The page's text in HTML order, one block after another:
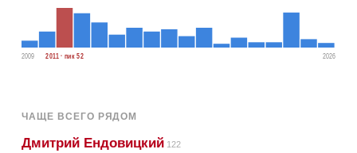
2009 2011 · пик 52 2026
ЧАЩЕ ВСЕГО РЯДОМ
Дмитрий Ендовицкий 122